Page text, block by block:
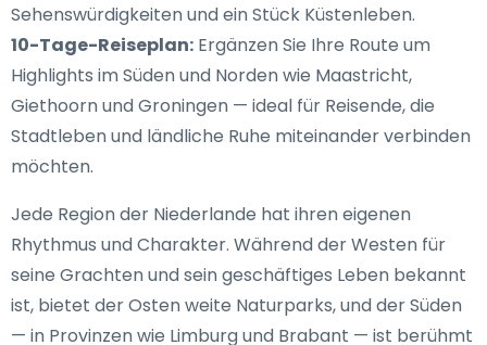
Sehenswürdigkeiten und ein Stück Küstenleben.
10-Tage-Reiseplan: Ergänzen Sie Ihre Route um
Highlights im Süden und Norden wie Maastricht,
Giethoorn und Groningen — ideal für Reisende, die
Stadtleben und ländliche Ruhe miteinander verbinden
möchten.
Jede Region der Niederlande hat ihren eigenen
Rhythmus und Charakter. Während der Westen für
seine Grachten und sein geschäftiges Leben bekannt
ist, bietet der Osten weite Naturparks, und der Süden
— in Provinzen wie Limburg und Brabant — ist berühmt